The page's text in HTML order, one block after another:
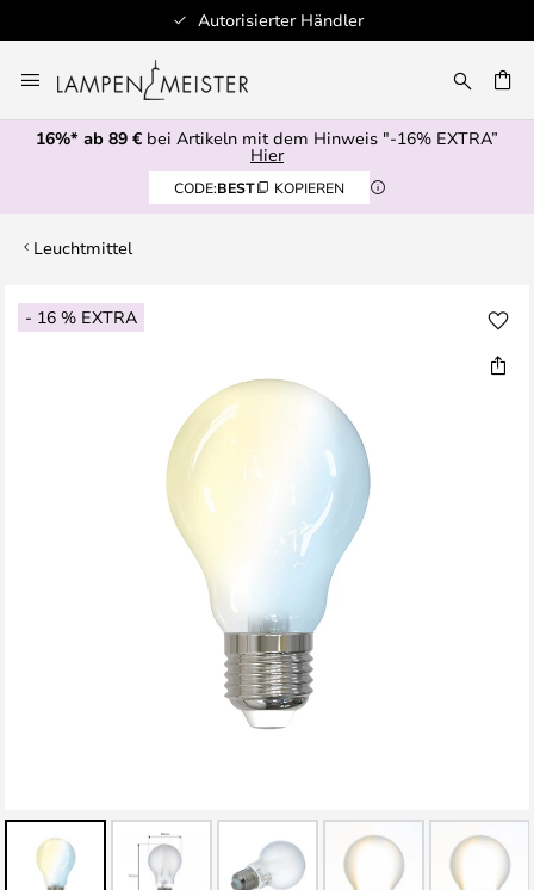
Autorisierter Händler
Inhalt
springen
16%* ab 89 € bei Artikeln mit dem Hinweis "-16% EXTRA”
Hier
CODE:BEST KOPIEREN
Leuchtmittel
- 16 % EXTRA
Zum
Ende